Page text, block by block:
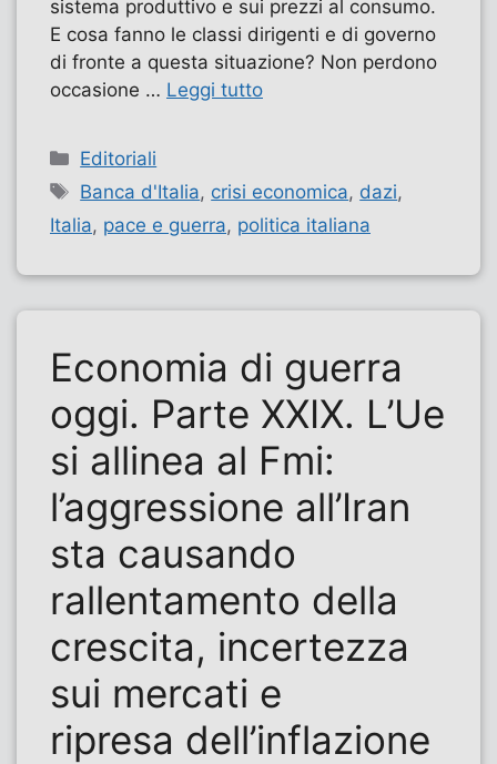
sistema produttivo e sui prezzi al consumo.
E cosa fanno le classi dirigenti e di governo
di fronte a questa situazione? Non perdono
occasione … Leggi tutto
Categorie
Editoriali
Tag
Banca d'Italia, crisi economica, dazi,
Italia, pace e guerra, politica italiana
Economia di guerra
oggi. Parte XXIX. L’Ue
si allinea al Fmi:
l’aggressione all’Iran
sta causando
rallentamento della
crescita, incertezza
sui mercati e
ripresa dell’inflazione